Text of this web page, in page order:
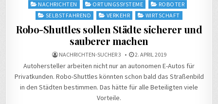
NACHRICHTEN
ORTUNGSSYSTEME
ROBOTER
SELBSTFAHREND
VERKEHR WIRTSCHAFT
Robo-Shuttles sollen Städte sicherer und
sauberer machen
NACHRICHTEN-SUCHER 3 2. APRIL 2019
Autohersteller arbeiten nicht nur an autonomen E-Autos für
Privatkunden. Robo-Shuttles könnten schon bald das Straßenbild
in den Städten bestimmen. Das hätte für alle Beteiligten viele
Vorteile.